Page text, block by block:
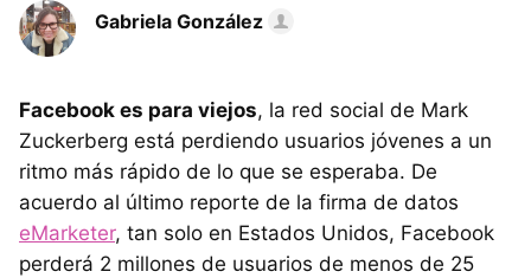
Gabriela González
Facebook es para viejos, la red social de Mark
Zuckerberg está perdiendo usuarios jóvenes a un
ritmo más rápido de lo que se esperaba. De
acuerdo al último reporte de la firma de datos
eMarketer, tan solo en Estados Unidos, Facebook
perderá 2 millones de usuarios de menos de 25